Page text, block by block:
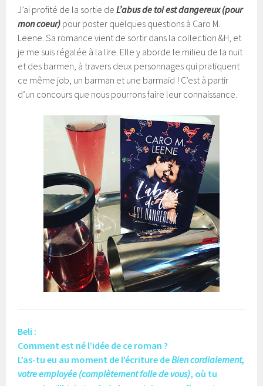
J’ai profité de la sortie deL’abus de toi est dangereux (pour
mon coeur) pour poster quelques questions à Caro M.
Leene. Sa romance vient de sortir dans la collection &H, et
je me suis régalée à la lire. Elle y aborde le milieu de la nuit
et des barmen, à travers deux personnages qui pratiquent
ce même job, un barman et une barmaid ! C’est à partir
d’un concours que nous pourrons faire leur connaissance.
Beli :
Comment est né l’idée de ce roman ?
L’as-tu eu au moment de l’écriture deBien cordialement,
votre employée (complètement folle de vous), où tu